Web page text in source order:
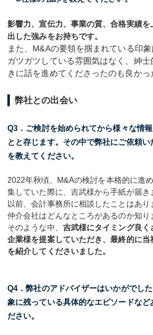
影響力、宣伝力、事業の質、合格実績を
出した強みをお持ちです。
また、M&Aの要領を掴まれている印象
ガツガツしている雰囲気はなく、紳士
きに話を進めてくださったのも良かっ
弊社との出会い
Q3．ご検討を始められてから様々な情
とと存じます。その中で弊社にご依頼い
を教えてください。
2022年秋頃、M&Aの検討を本格的に進
集していた際に、吉武様から手紙が届き
以前、会計事務所に相談したことはあり
仲介会社はどんなところがあるのか知り
そのような中、 吉武様にタイミング良く
企業様を提案していただき、最終的に当
を紹介してくださいました。
Q4．弊社のアドバイザーはいかがでし
象に残っている具体的なエピソードなど
ださい。